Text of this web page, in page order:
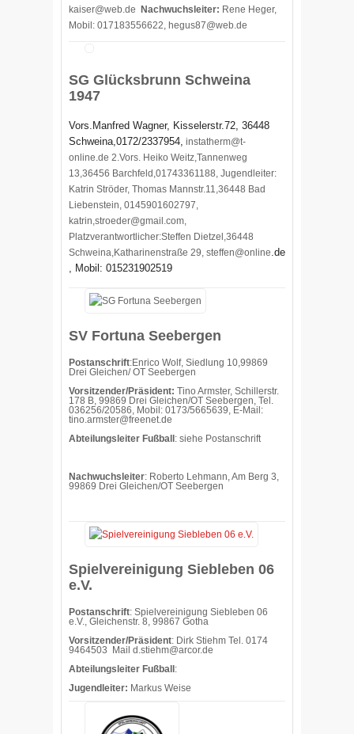
kaiser@web.de
Nachwuchsleiter: Rene Heger,
Mobil: 017183556622, hegus87@web.de
SG Glücksbrunn Schweina
1947
Vors.Manfred Wagner, Kisselerstr.72, 36448
Schweina,0172/2337954, instatherm@t-
online.de 2.Vors. Heiko Weitz,Tannenweg
13,36456 Barchfeld,01743361188, Jugendleiter:
Katrin Ströder, Thomas Mannstr.11,36448 Bad
Liebenstein, 0145901602797,
katrin,stroeder@gmail.com,
Platzverantwortlicher:Steffen Dietzel,36448
Schweina,Katharinenstraße 29, steffen@online.de
, Mobil: 015231902519
SV Fortuna Seebergen
Postanschrift:Enrico Wolf, Siedlung 10,99869
Drei Gleichen/ OT Seebergen
Vorsitzender/Präsident: Tino Armster, Schillerstr.
178 B, 99869 Drei Gleichen/OT Seebergen, Tel.
036256/20586, Mobil: 0173/5665639, E-Mail:
tino.armster@freenet.de
Abteilungsleiter Fußball : siehe Postanschrift
Nachwuchsleiter: Roberto Lehmann, Am Berg 3,
99869 Drei Gleichen/OT Seebergen
Spielvereinigung Siebleben 06
e.V.
Postanschrift: Spielvereinigung Siebleben 06
e.V., Gleichenstr. 8, 99867 Gotha
Vorsitzender/Präsident: Dirk Stiehm Tel. 0174
9464503 Mail d.stiehm@arcor.de
Abteilungsleiter Fußball :
Jugendleiter: Markus Weise